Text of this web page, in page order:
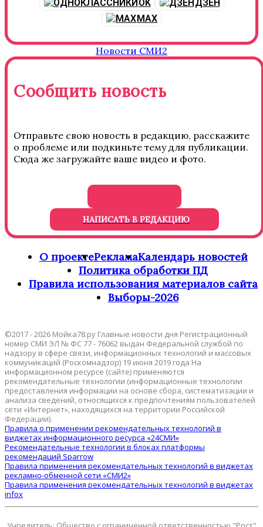
OK
ДЗЕН
MAX
Новости СМИ2
Сообщить новость
Отправьте свою новость в редакцию, расскажите
о проблеме или подкиньте тему для публикации.
Сюда же загружайте ваше видео и фото.
НАПИСАТЬ В РЕДАКЦИЮ
О проектеРекламаКалендарь новостей
Политика обработки ПД
Правила использования материалов сайта
Выборы-2026
©2017 - 2026 Мойка78.ру Главные новости дня Регистрационный
номер СМИ ЭЛ № ФС 77 - 76062 выдан Федеральной службой по
надзору в сфере связи, информационных технологий и массовых
коммуникаций (Роскомнадзор) 19 июня 2019 года На
информационном ресурсе (сайте) применяются
рекомендательные технологии (информационные технологии
предоставления информации на основе сбора, систематизации и
анализа сведений, относящихся к предпочтениям пользователей
сети «Интернет», находящихся на территории Российской
Федерации).
Правила о применении рекомендательных технологий в
виджетах информационного ресурса «24СМИ»
Рекомендательные технологии в блоках платформы
рекомендаций Sparrow
Правила применения рекомендательных технологий в виджетах
рекламно-обменной сети «СМИ2»
Правила применения рекомендательных технологий в виджетах
infox